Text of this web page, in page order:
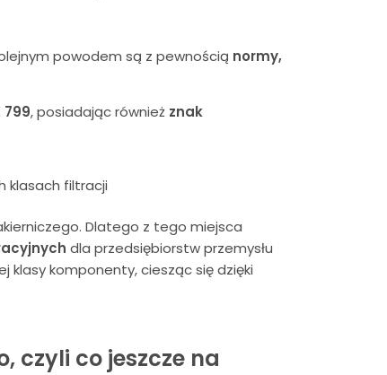
powodem są z pewnością normy,
799, posiadając również znak
klasach filtracji
Dlatego z tego miejsca
dla przedsiębiorstw przemysłu
klasy komponenty, ciesząc się dzięki
czyli co jeszcze na